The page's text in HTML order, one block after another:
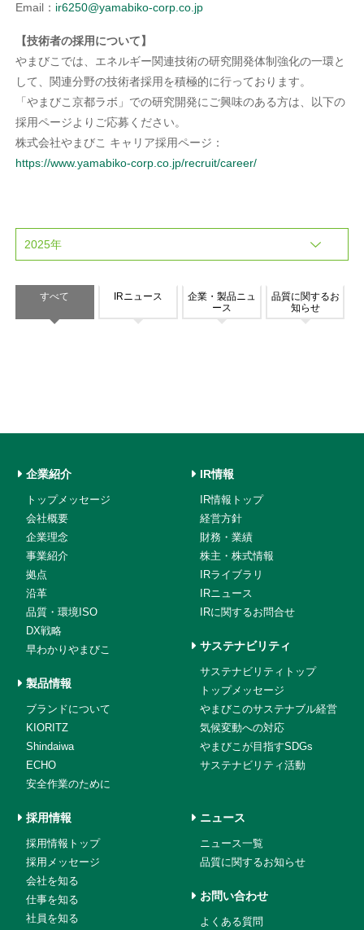
Email： ir6250@yamabiko-corp.co.jp
【技術者の採用について】
やまびこでは、エネルギー関連技術の研究開発体制強化の一環と
して、関連分野の技術者採用を積極的に行っております。
「やまびこ京都ラボ」での研究開発にご興味のある方は、以下の
採用ページよりご応募ください。
株式会社やまびこ キャリア採用ページ：
https://www.yamabiko-corp.co.jp/recruit/career/
すべて IRニュース
企業・製品ニュ
ース
品質に関するお
知らせ
企業紹介
トップメッセージ
会社概要
企業理念
事業紹介
拠点
沿革
品質・環境ISO
DX戦略
早わかりやまびこ
製品情報
ブランドについて
KIORITZ
Shindaiwa
ECHO
安全作業のために
IR情報
IR情報トップ
経営方針
財務・業績
株主・株式情報
IRライブラリ
IRニュース
IRに関するお問合せ
サステナビリティ
サステナビリティトップ
トップメッセージ
やまびこのサステナブル経営
気候変動への対応
やまびこが目指すSDGs
サステナビリティ活動
採用情報
採用情報トップ
採用メッセージ
会社を知る
仕事を知る
社員を知る
ニュース
ニュース一覧
品質に関するお知らせ
お問い合わせ
よくある質問